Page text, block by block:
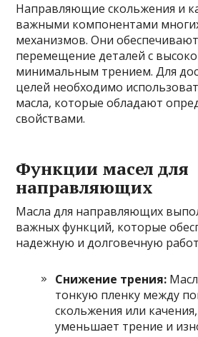
Направляющие скольжения и
важными компонентами
механизмов. Они
перемещение деталей с
минимальным трением. Для
целей необходимо
масла, которые обладают
свойствами.
Функции масел для
направляющих
Масла для направляющих
важных функций, которые
надежную и долговечную
Снижение трения:
тонкую пленку между
скольжения или
уменьшает трение и